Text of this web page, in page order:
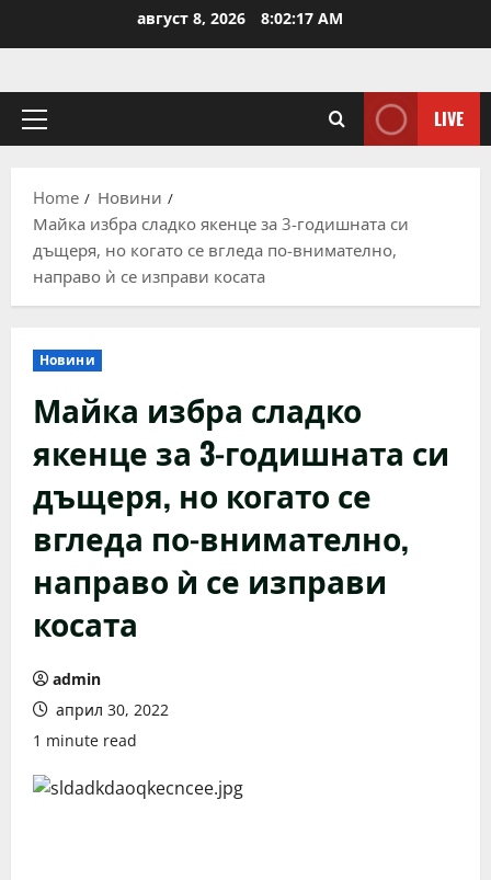
август 8, 2026 8:02:17 AM
Primary
LIVE
Home
Новини
Майка избра сладко якенце за 3-годишната си
дъщеря, но когато се вгледа по-внимателно,
направо ѝ се изправи косата
Новини
Майка избра сладко
якенце за 3-годишната си
дъщеря, но когато се
вгледа по-внимателно,
направо ѝ се изправи
косата
admin
април 30, 2022
1 minute read